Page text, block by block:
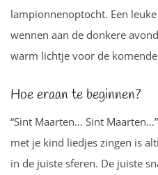
lampionnenoptocht. Een
wennen aan de donkere
warm lichtje voor de
Hoe eraan te beginnen?
“Sint Maarten… Sint
met je kind liedjes zingen is
in de juiste sferen. De juiste